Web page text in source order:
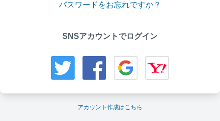
パスワードをお忘れですか？
SNSアカウントでログイン
アカウント作成はこちら